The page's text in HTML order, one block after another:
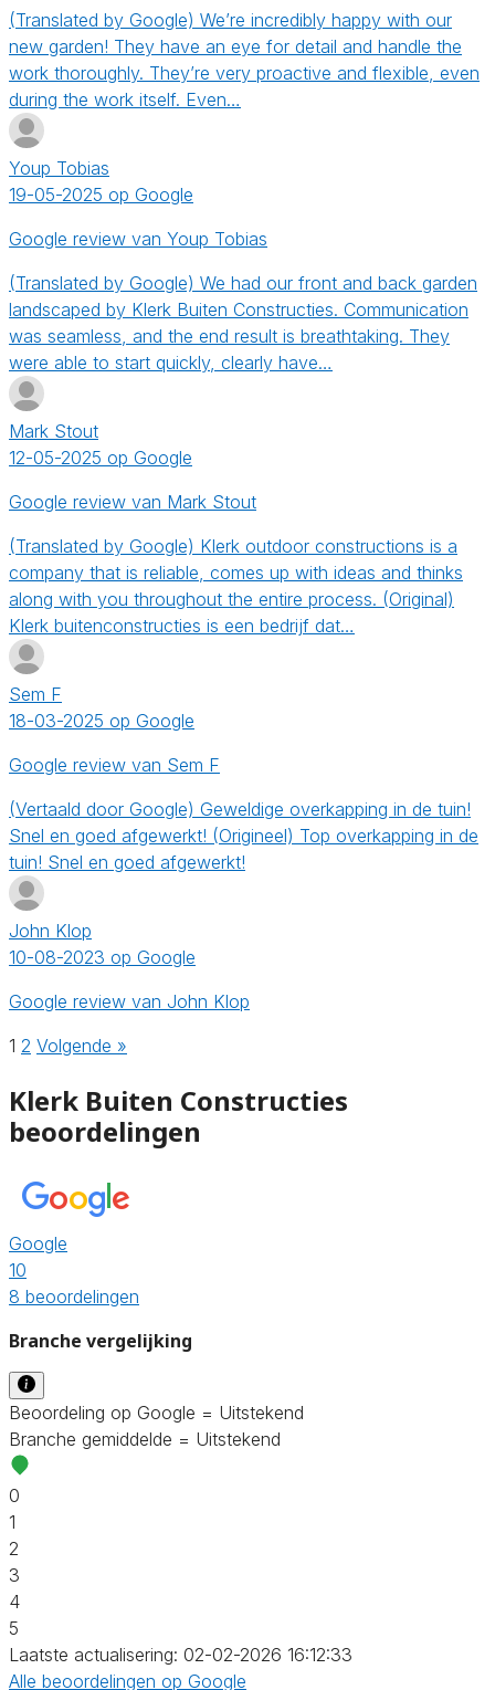
(Translated by Google) We’re incredibly happy with our
new garden! They have an eye for detail and handle the
work thoroughly. They’re very proactive and flexible, even
during the work itself. Even…
Youp Tobias
19-05-2025 op Google
Google review van Youp Tobias
(Translated by Google) We had our front and back garden
landscaped by Klerk Buiten Constructies. Communication
was seamless, and the end result is breathtaking. They
were able to start quickly, clearly have…
Mark Stout
12-05-2025 op Google
Google review van Mark Stout
(Translated by Google) Klerk outdoor constructions is a
company that is reliable, comes up with ideas and thinks
along with you throughout the entire process. (Original)
Klerk buitenconstructies is een bedrijf dat…
Sem F
18-03-2025 op Google
Google review van Sem F
(Vertaald door Google) Geweldige overkapping in de tuin!
Snel en goed afgewerkt! (Origineel) Top overkapping in de
tuin! Snel en goed afgewerkt!
John Klop
10-08-2023 op Google
Google review van John Klop
1 2 Volgende »
Klerk Buiten Constructies
beoordelingen
Google
10
8 beoordelingen
Branche vergelijking
Beoordeling op Google = Uitstekend
Branche gemiddelde = Uitstekend
0
1
2
3
4
5
Laatste actualisering: 02-02-2026 16:12:33
Alle beoordelingen op Google